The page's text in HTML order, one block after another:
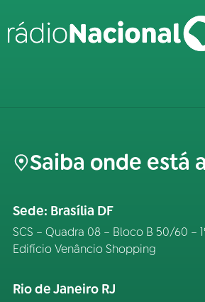
Saiba onde está
Sede: Brasília DF
SCS – Quadra 08 – Bloco B 50/60 –
Edifício Venâncio Shopping
Rio de Janeiro RJ